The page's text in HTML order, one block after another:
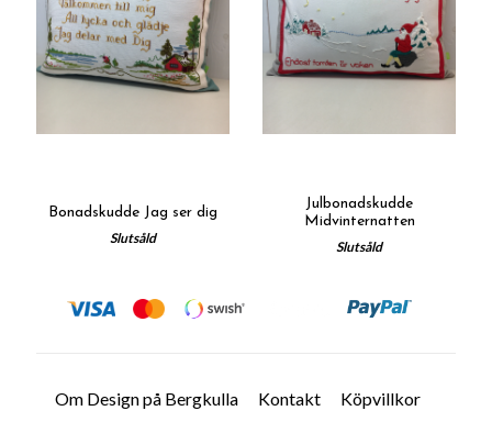
Bonadskudde Jag ser dig
Slutsåld
Julbonadskudde
Midvinternatten
Slutsåld
Om Design på Bergkulla Kontakt Köpvillkor